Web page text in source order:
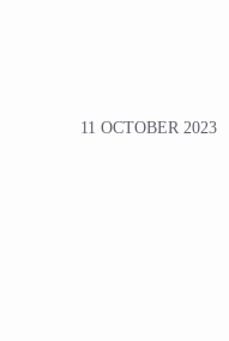
11 OCTOBER 2023